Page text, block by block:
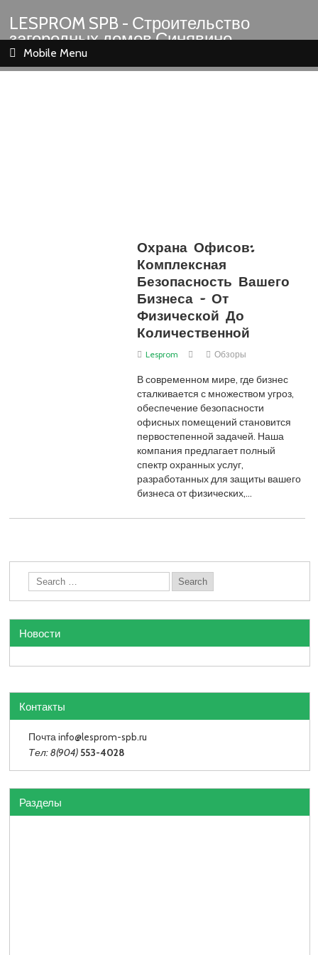
LESPROM SPB - Строительство
загородных домов Синявино
Шлиссельбург Кировск Назия
Mobile Menu
Охрана Офисов:
Комплексная
Безопасность Вашего
Бизнеса – От
Физической До
Количественной
Lesprom Обзоры
В современном мире, где бизнес
сталкивается с множеством угроз,
обеспечение безопасности
офисных помещений становится
первостепенной задачей. Наша
компания предлагает полный
спектр охранных услуг,
разработанных для защиты вашего
бизнеса от физических,…
Новости
Контакты
Почта info@lesprom-spb.ru
Тел: 8(904) 553-4028
Разделы